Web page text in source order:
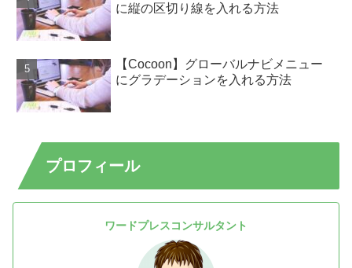
に縦の区切り線を入れる方法
【Cocoon】グローバルナビメニュー
にグラデーションを入れる方法
プロフィール
ワードプレスコンサルタント